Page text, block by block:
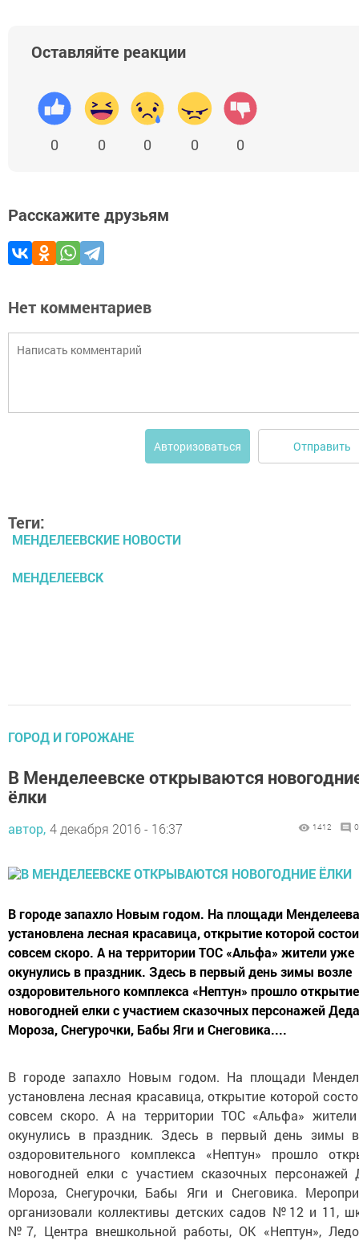
Оставляйте реакции
0 0 0 0 0
Расскажите друзьям
Нет комментариев
Авторизоваться Отправить
Теги:
МЕНДЕЛЕЕВСКИЕ НОВОСТИ
МЕНДЕЛЕЕВСК
ГОРОД И ГОРОЖАНЕ
В Менделеевске открываются
ёлки
автор, 4 декабря 2016 - 16:37 1412 0
В городе запахло Новым годом. На площади Менделеева
установлена лесная красавица, открытие которой
совсем скоро. А на территории ТОС «Альфа» жители уже
окунулись в праздник. Здесь в первый день зимы возле
оздоровительного комплекса «Нептун» прошло открытие
новогодней елки с участием сказочных персонажей Деда
Мороза, Снегурочки, Бабы Яги и Снеговика....
В городе запахло Новым годом. На площади
установлена лесная красавица, открытие которой
совсем скоро. А на территории ТОС «Альфа»
окунулись в праздник. Здесь в первый день зимы
оздоровительного комплекса «Нептун» прошло
новогодней елки с участием сказочных персонажей
Мороза, Снегурочки, Бабы Яги и Снеговика.
организовали коллективы детских садов №12 и 11,
№7, Центра внешкольной работы, ОК «Нептун»,